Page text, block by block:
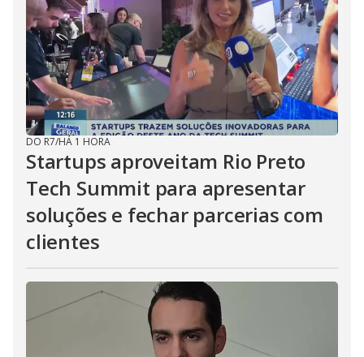
DO R7/HÁ 1 HORA
Startups aproveitam Rio Preto
Tech Summit para apresentar
soluções e fechar parcerias com
clientes